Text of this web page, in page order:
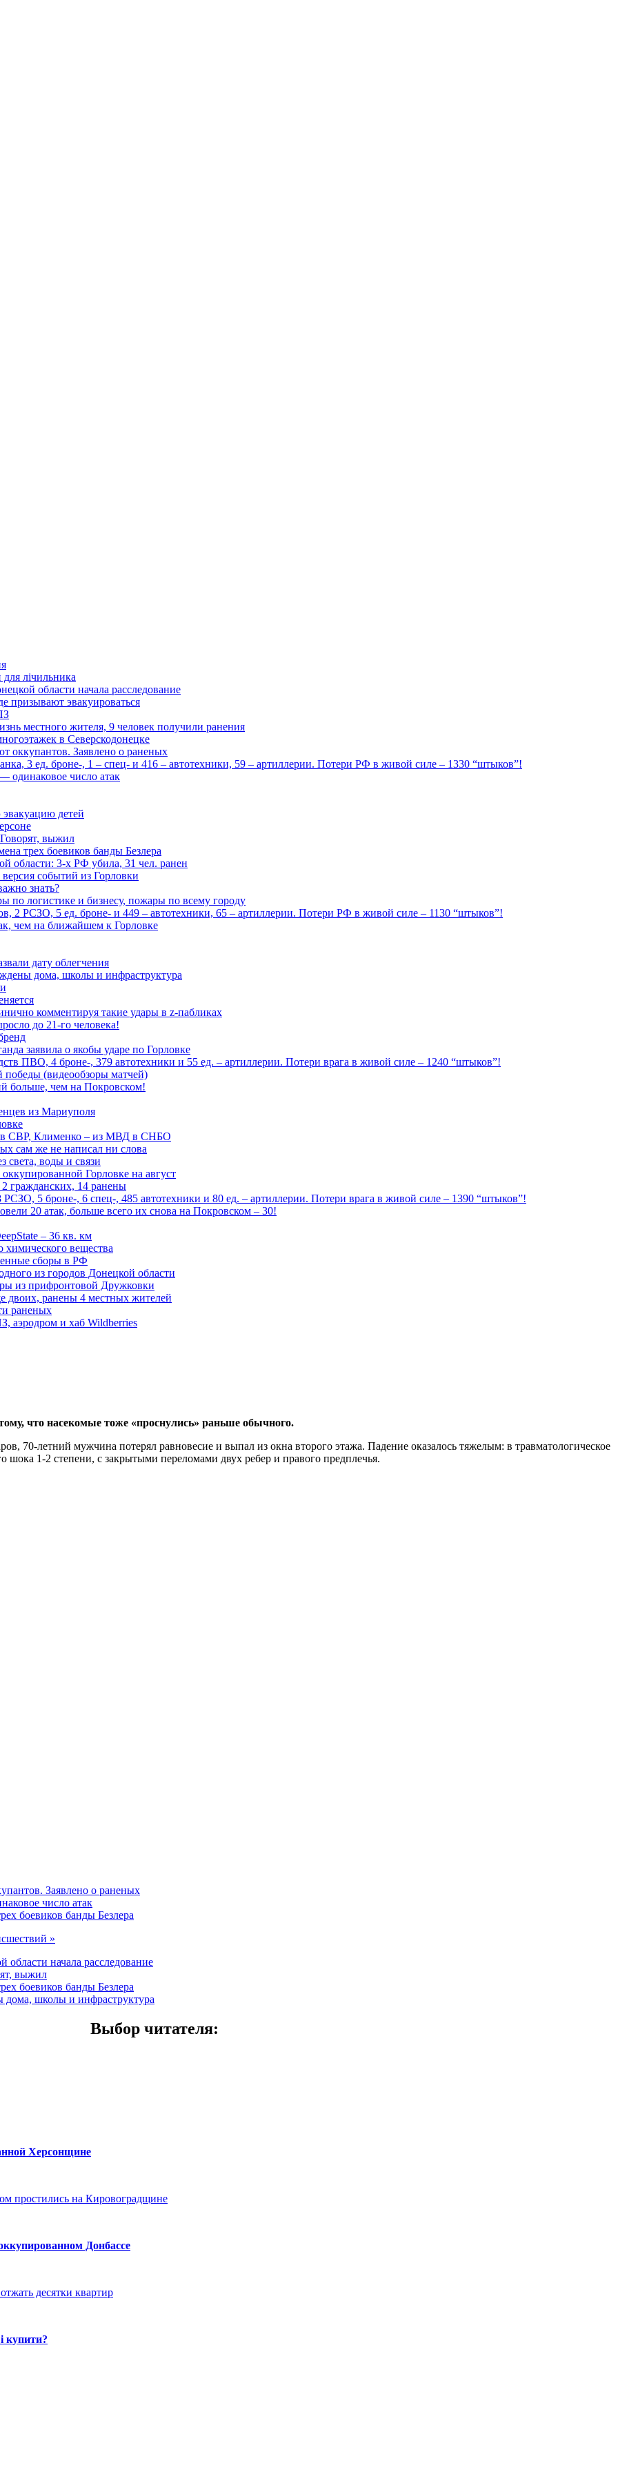
для лічильника
области начала расследование
призывают эвакуироваться
местного жителя, 9 человек получили ранения
в Северскодонецке
оккупантов. Заявлено о раненых
3 ед. броне-, 1 – спец- и 416 – автотехники, 59 – артиллерии. Потери РФ в живой силе – 1330 “штыков”!
одинаковое число атак
детей
выжил
трех боевиков банды Безлера
области: 3-х РФ убила, 31 чел. ранен
событий из Горловки
знать?
по логистике и бизнесу, пожары по всему городу
2 РСЗО, 5 ед. броне- и 449 – автотехники, 65 – артиллерии. Потери РФ в живой силе – 1130 “штыков”!
чем на ближайшем к Горловке
дату облегчения
дома, школы и инфраструктура
комментируя такие удары в z-пабликах
до 21-го человека!
заявила о якобы ударе по Горловке
ПВО, 4 броне-, 379 автотехники и 55 ед. – артиллерии. Потери врага в живой силе – 1240 “штыков”!
победы (видеообзоры матчей)
больше, чем на Покровском!
из Мариуполя
в СВР, Клименко – из МВД в СНБО
сам же не написал ни слова
света, воды и связи
Горловке на август
гражданских, 14 ранены
5 броне-, 6 спец-, 485 автотехники и 80 ед. – артиллерии. Потери врага в живой силе – 1390 “штыков”!
20 атак, больше всего их снова на Покровском – 30!
– 36 кв. км
химического вещества
сборы в РФ
из городов Донецкой области
из прифронтовой Дружковки
двоих, ранены 4 местных жителей
раненых
аэродром и хаб Wildberries
что насекомые тоже «проснулись» раньше обычного.
70-летний мужчина потерял равновесие и выпал из окна второго этажа. Падение оказалось тяжелым: в травматологическое
шока 1-2 степени, с закрытыми переломами двух ребер и правого предплечья.
Заявлено о раненых
число атак
боевиков банды Безлера
»
области начала расследование
выжил
боевиков банды Безлера
дома, школы и инфраструктура
Выбор читателя:
Херсонщине
простились на Кировоградщине
Донбассе
десятки квартир
купити?